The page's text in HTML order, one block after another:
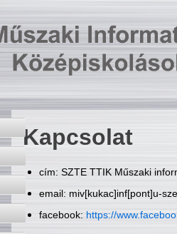
Kapcsolat
cím: SZTE TTIK Műszaki
email: miv[kukac]inf[pont]u-
facebook: https://